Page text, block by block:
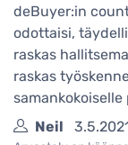
deBuyer:in
odottaisi,
raskas
raskas
Neil